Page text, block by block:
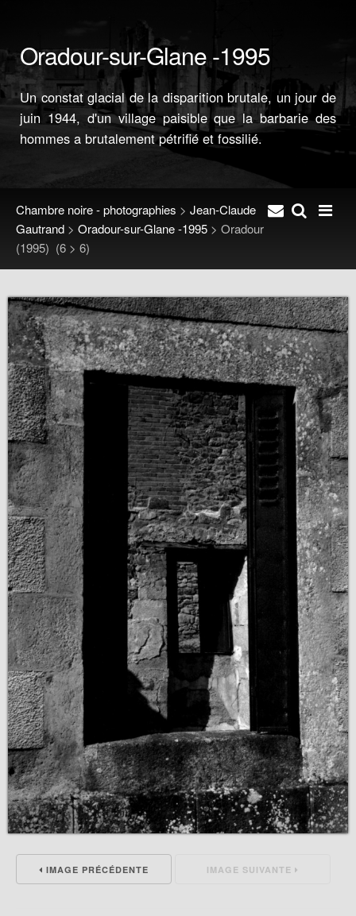
Oradour-sur-Glane -1995
Un constat glacial de la disparition brutale, un jour de
juin 1944, d'un village paisible que la barbarie des
hommes a brutalement pétrifié et fossilié.
Chambre noire - photographies > Jean-Claude
Gautrand > Oradour-sur-Glane -1995 > Oradour
(1995) (6 > 6)
IMAGE PRÉCÉDENTE IMAGE SUIVANTE